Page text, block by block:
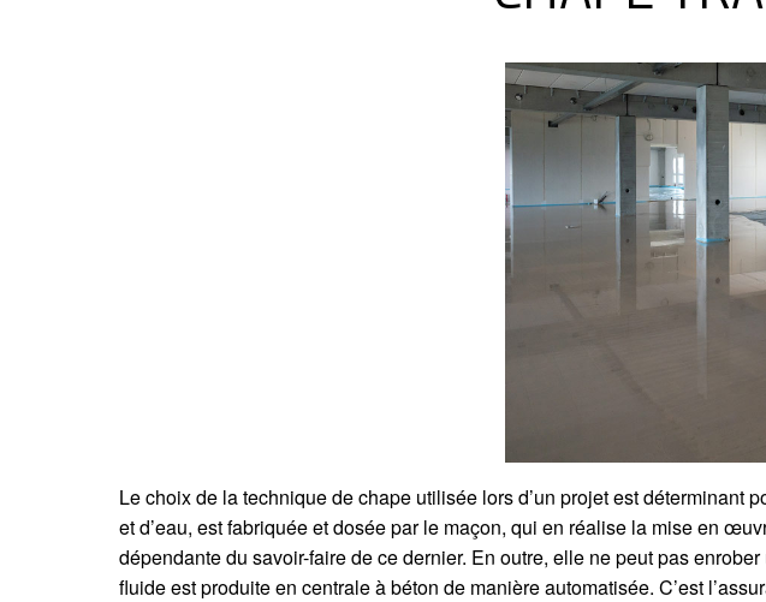
Le choix de la technique de chape utilisée lors d’un projet est
et d’eau, est fabriquée et dosée par le maçon, qui en réalise la mise en
dépendante du savoir-faire de ce dernier. En outre, elle ne peut pas
fluide est produite en centrale à béton de manière automatisée. C’est